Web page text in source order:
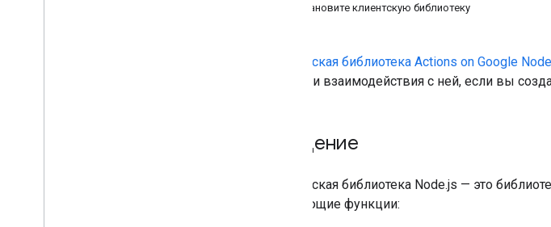
Установите клиентскую библиотеку
Клиентская библиотека Actions on Google
Google и взаимодействия с ней, если вы
Введение
Клиентская библиотека Node.js — это
следующие функции: